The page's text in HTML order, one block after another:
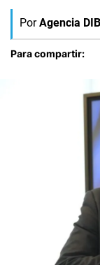
Por Agencia DIB
Para compartir: